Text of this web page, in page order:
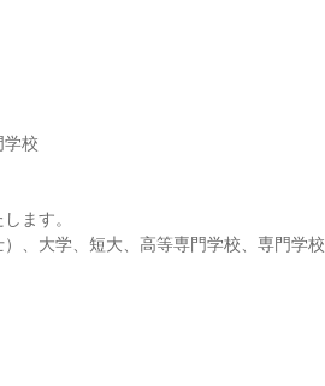
学校
ます。
、大学、短大、高等専門学校、専門学校